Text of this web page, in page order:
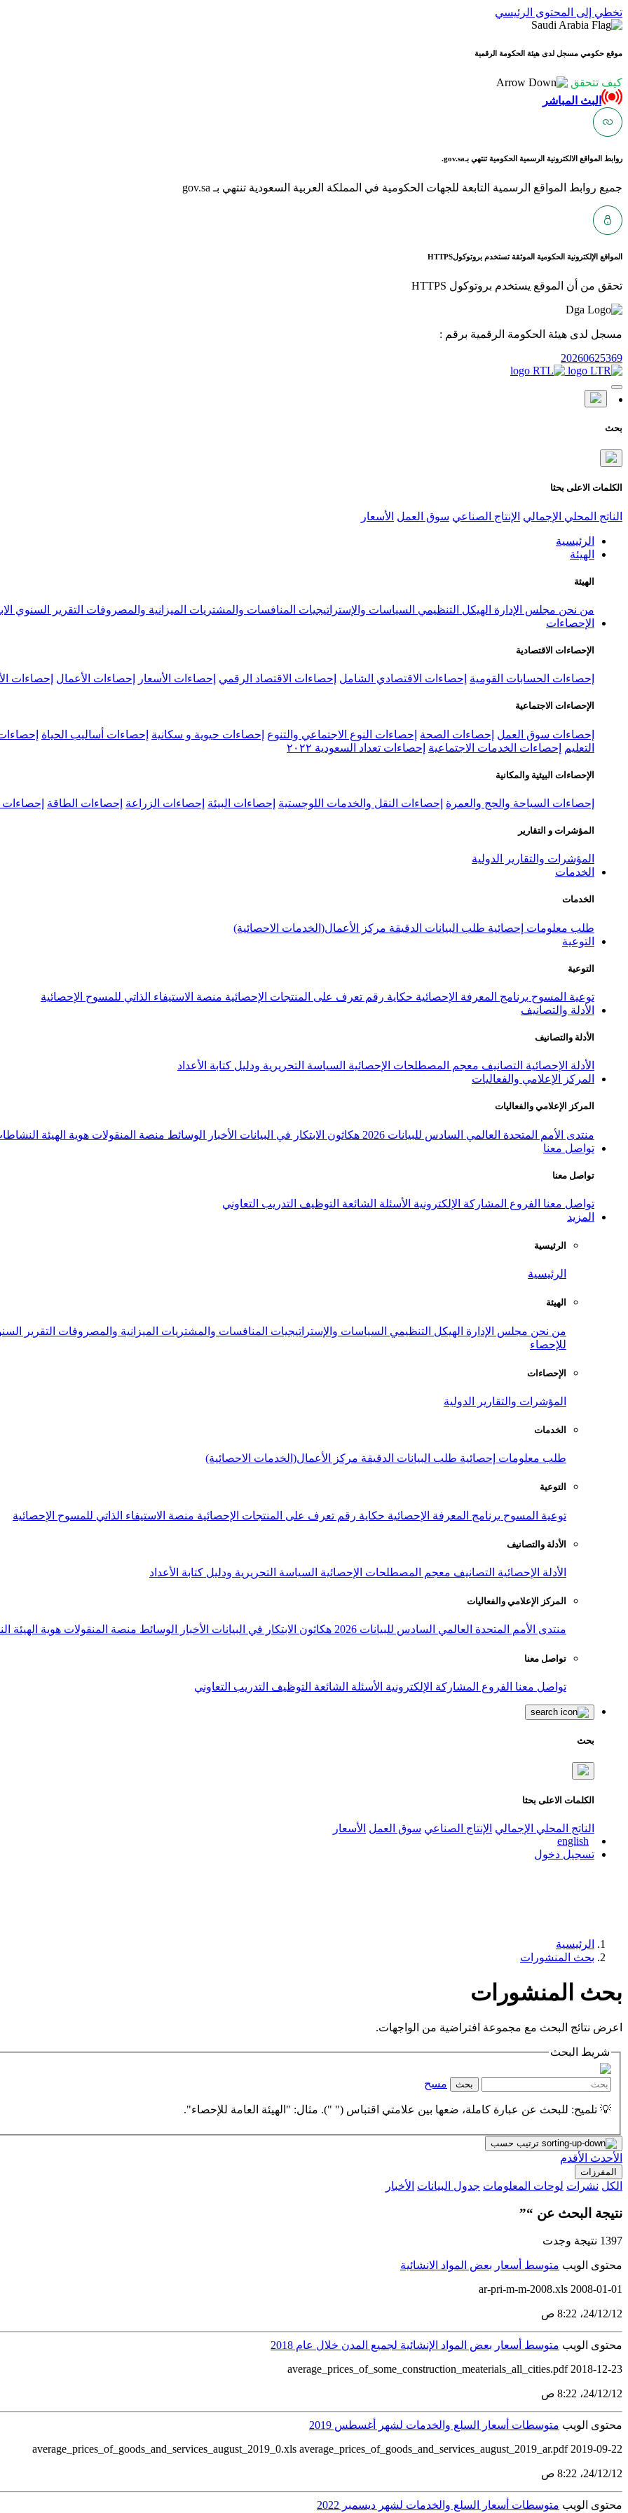
تخطي إلى المحتوى الرئيسي
موقع حكومي مسجل لدى هيئة الحكومة الرقمية
كيف تتحقق
البث المباشر
روابط المواقع الالكترونية الرسمية الحكومية تنتهي بـgov.sa.
جميع روابط المواقع الرسمية التابعة للجهات الحكومية في المملكة العربية السعودية تنتهي بـ gov.sa
المواقع الإلكترونية الحكومية الموثقة تستخدم بروتوكولHTTPS
تحقق من أن الموقع يستخدم بروتوكول HTTPS
مسجل لدى هيئة الحكومة الرقمية برقم :
20260625369
بحث
الكلمات الاعلى بحثا
الناتج المحلي الإجمالي الإنتاج الصناعي سوق العمل الأسعار
الرئيسية
الهيئة
الهيئة
من نحن مجلس الإدارة الهيكل التنظيمي السياسات والإستراتيجيات المنافسات والمشتريات الميزانية والمصروفات التقرير السنوي
الإحصاءات
الإحصاءات الاقتصادية
إحصاءات الحسابات القومية إحصاءات الاقتصادي الشامل إحصاءات الاقتصاد الرقمي إحصاءات الأسعار إحصاءات الأعمال إحصاءات
الإحصاءات الاجتماعية
إحصاءات سوق العمل إحصاءات الصحة إحصاءات النوع الاجتماعي والتنوع إحصاءات حيوية و سكانية إحصاءات أساليب الحياة
التعليم
إحصاءات الخدمات الاجتماعية إحصاءات تعداد السعودية ٢٠٢٢
الإحصاءات البيئية والمكانية
إحصاءات السياحة والحج والعمرة إحصاءات النقل والخدمات اللوجستية إحصاءات البيئة إحصاءات الزراعة إحصاءات الطاقة إحصاءات
المؤشرات و التقارير
المؤشرات والتقارير الدولية
الخدمات
الخدمات
طلب معلومات إحصائية طلب البيانات الدقيقة مركز الأعمال(الخدمات الاحصائية)
التوعية
التوعية
توعية المسوح برنامج المعرفة الإحصائية حكاية رقم تعرف على المنتجات الإحصائية منصة الاستيفاء الذاتي للمسوح الإحصائية
الأدلة والتصانيف
الأدلة والتصانيف
الأدلة الإحصائية التصانيف معجم المصطلحات الإحصائية السياسة التحريرية ودليل كتابة الأعداد
المركز الإعلامي والفعاليات
المركز الإعلامي والفعاليات
منتدى الأمم المتحدة العالمي السادس للبيانات 2026 هكاثون الابتكار في البيانات الأخبار الوسائط منصة المنقولات هوية الهيئة
تواصل معنا
تواصل معنا
تواصل معنا الفروع المشاركة الإلكترونية الأسئلة الشائعة التوظيف التدريب التعاوني
المزيد
الرئيسية
الرئيسية
الهيئة
من نحن مجلس الإدارة الهيكل التنظيمي السياسات والإستراتيجيات المنافسات والمشتريات الميزانية والمصروفات التقرير
للإحصاء
الإحصاءات
المؤشرات والتقارير الدولية
الخدمات
طلب معلومات إحصائية طلب البيانات الدقيقة مركز الأعمال(الخدمات الاحصائية)
التوعية
توعية المسوح برنامج المعرفة الإحصائية حكاية رقم تعرف على المنتجات الإحصائية منصة الاستيفاء الذاتي للمسوح الإحصائية
الأدلة والتصانيف
الأدلة الإحصائية التصانيف معجم المصطلحات الإحصائية السياسة التحريرية ودليل كتابة الأعداد
المركز الإعلامي والفعاليات
منتدى الأمم المتحدة العالمي السادس للبيانات 2026 هكاثون الابتكار في البيانات الأخبار الوسائط منصة المنقولات هوية الهيئة
تواصل معنا
تواصل معنا الفروع المشاركة الإلكترونية الأسئلة الشائعة التوظيف التدريب التعاوني
بحث
الكلمات الاعلى بحثا
الناتج المحلي الإجمالي الإنتاج الصناعي سوق العمل الأسعار
english
تسجيل دخول
الرئيسية
بحث المنشورات
بحث المنشورات
اعرض نتائج البحث مع مجموعة افتراضية من الواجهات.
شريط البحث
بحث مسح
💡 تلميح: للبحث عن عبارة كاملة، ضعها بين علامتي اقتباس (" "). مثال: "الهيئة العامة للإحصاء".
ترتيب حسب
الأحدث الأقدم
المفرزات
الكل نشرات لوحات المعلومات جدول البيانات الأخبار
نتيجة البحث عن “”
1397 نتيجة وجدت
محتوى الويب متوسط أسعار بعض المواد الانشائية
2008-01-01 ar-pri-m-m-2008.xls
12‏/12‏/24، 8:22 ص
محتوى الويب متوسط أسعار بعض المواد الإنشائية لجميع المدن خلال عام 2018
average_prices_of_some_construction_meaterials_all_cities.pdf 2018-12-23
12‏/12‏/24، 8:22 ص
محتوى الويب متوسطات أسعار السلع والخدمات لشهر أغسطس 2019
average_prices_of_goods_and_services_august_2019_0.xls average_prices_of_goods_and_services_august_2019_ar.pdf 2019-09-22
12‏/12‏/24، 8:22 ص
محتوى الويب متوسطات أسعار السلع والخدمات لشهر ديسمبر 2022